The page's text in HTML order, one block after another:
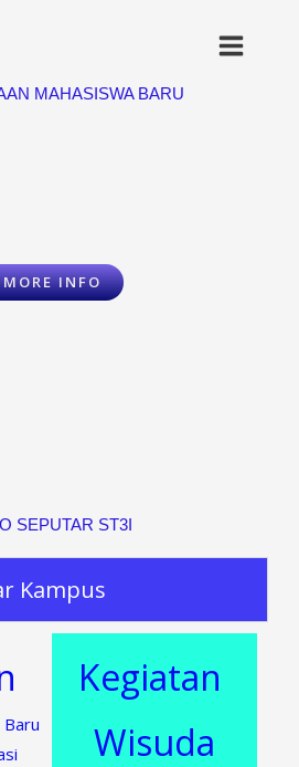
MAHASISWA BARU
MORE INFO
SEPUTAR ST3I
Kampus
Kegiatan
Wisuda